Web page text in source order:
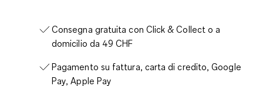
Consegna gratuita con Click & Collect o a
domicilio da 49 CHF
Pagamento su fattura, carta di credito, Google
Pay, Apple Pay